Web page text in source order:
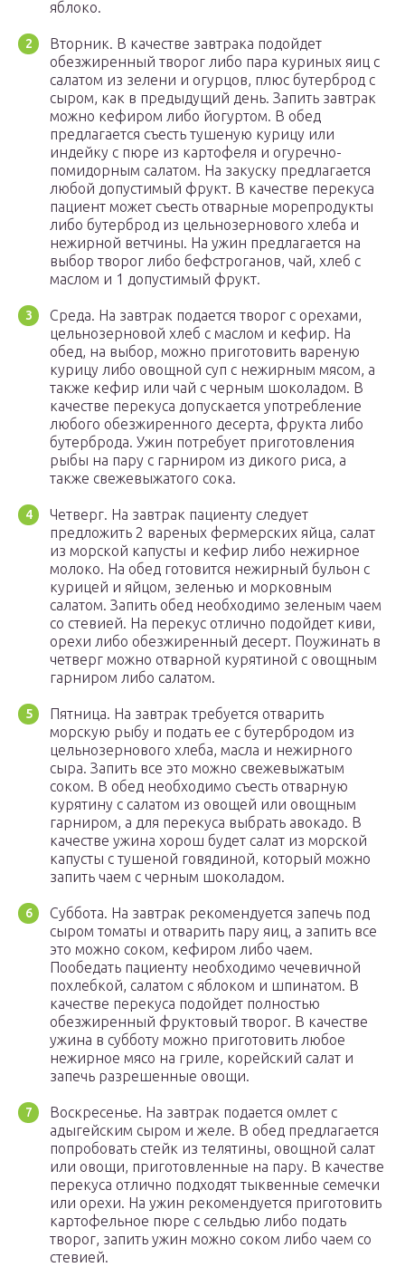
яблоко.
Вторник. В качестве завтрака подойдет
обезжиренный творог либо пара куриных яиц с
салатом из зелени и огурцов, плюс бутерброд с
сыром, как в предыдущий день. Запить завтрак
можно кефиром либо йогуртом. В обед
предлагается съесть тушеную курицу или
индейку с пюре из картофеля и огуречно-
помидорным салатом. На закуску предлагается
любой допустимый фрукт. В качестве перекуса
пациент может съесть отварные морепродукты
либо бутерброд из цельнозернового хлеба и
нежирной ветчины. На ужин предлагается на
выбор творог либо бефстроганов, чай, хлеб с
маслом и 1 допустимый фрукт.
Среда. На завтрак подается творог с орехами,
цельнозерновой хлеб с маслом и кефир. На
обед, на выбор, можно приготовить вареную
курицу либо овощной суп с нежирным мясом, а
также кефир или чай с черным шоколадом. В
качестве перекуса допускается употребление
любого обезжиренного десерта, фрукта либо
бутерброда. Ужин потребует приготовления
рыбы на пару с гарниром из дикого риса, а
также свежевыжатого сока.
Четверг. На завтрак пациенту следует
предложить 2 вареных фермерских яйца, салат
из морской капусты и кефир либо нежирное
молоко. На обед готовится нежирный бульон с
курицей и яйцом, зеленью и морковным
салатом. Запить обед необходимо зеленым чаем
со стевией. На перекус отлично подойдет киви,
орехи либо обезжиренный десерт. Поужинать в
четверг можно отварной курятиной с овощным
гарниром либо салатом.
Пятница. На завтрак требуется отварить
морскую рыбу и подать ее с бутербродом из
цельнозернового хлеба, масла и нежирного
сыра. Запить все это можно свежевыжатым
соком. В обед необходимо съесть отварную
курятину с салатом из овощей или овощным
гарниром, а для перекуса выбрать авокадо. В
качестве ужина хорош будет салат из морской
капусты с тушеной говядиной, который можно
запить чаем с черным шоколадом.
Суббота. На завтрак рекомендуется запечь под
сыром томаты и отварить пару яиц, а запить все
это можно соком, кефиром либо чаем.
Пообедать пациенту необходимо чечевичной
похлебкой, салатом с яблоком и шпинатом. В
качестве перекуса подойдет полностью
обезжиренный фруктовый творог. В качестве
ужина в субботу можно приготовить любое
нежирное мясо на гриле, корейский салат и
запечь разрешенные овощи.
Воскресенье. На завтрак подается омлет с
адыгейским сыром и желе. В обед предлагается
попробовать стейк из телятины, овощной салат
или овощи, приготовленные на пару. В качестве
перекуса отлично подходят тыквенные семечки
или орехи. На ужин рекомендуется приготовить
картофельное пюре с сельдью либо подать
творог, запить ужин можно соком либо чаем со
стевией.